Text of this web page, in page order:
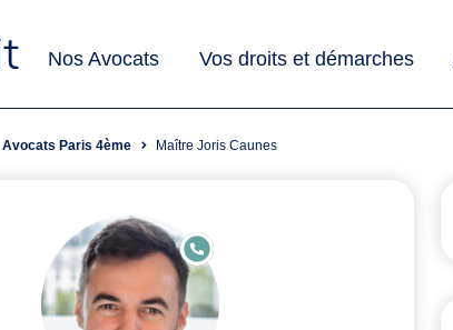
Nos Avocats Vos droits et démarches
Avocats Paris 4ème Maître Joris Caunes
E
N
LI
N
E